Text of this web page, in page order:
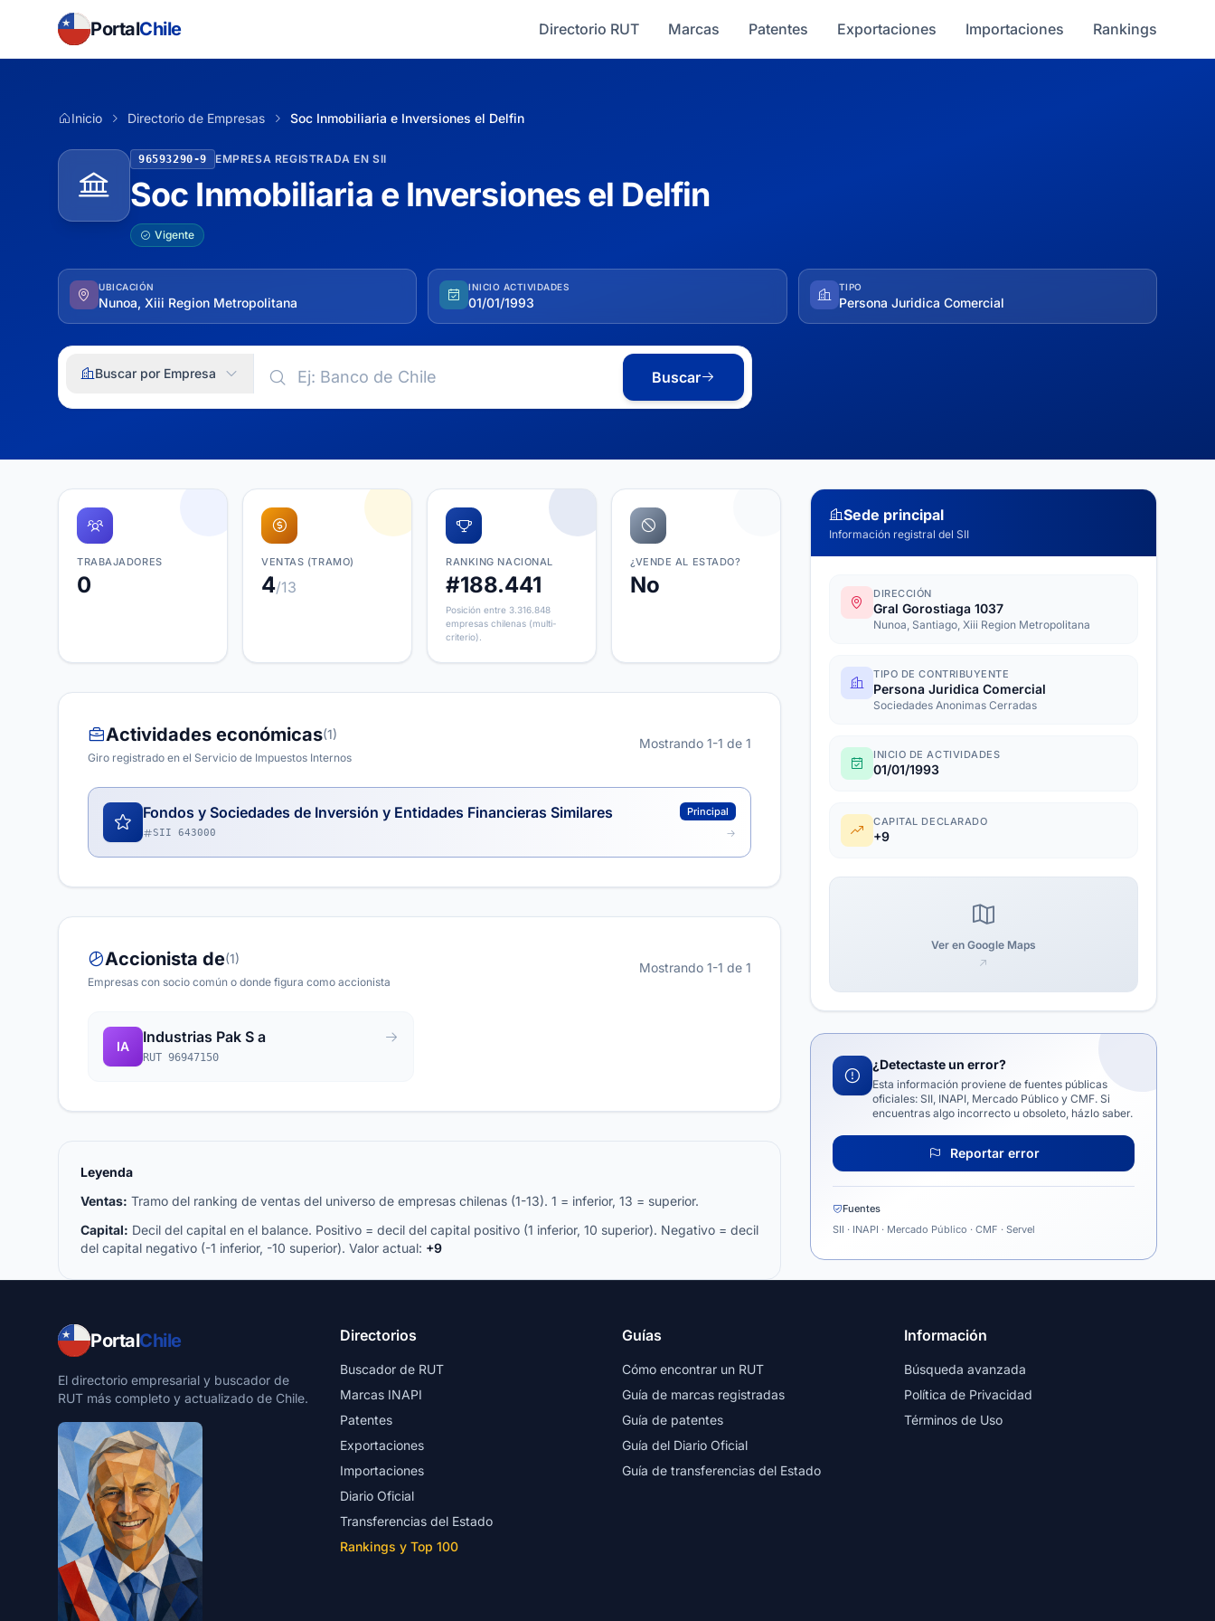
PortalChile Directorio RUT Marcas Patentes Exportaciones Importaciones Rankings
Inicio Directorio de Empresas Soc Inmobiliaria e Inversiones el Delfin
96593290-9 EMPRESA REGISTRADA EN SII
Soc Inmobiliaria e Inversiones el Delfin
Vigente
UBICACIÓN
Nunoa, Xiii Region Metropolitana
INICIO ACTIVIDADES
01/01/1993
TIPO
Persona Juridica Comercial
Buscar por Empresa Buscar
TRABAJADORES
0
VENTAS (TRAMO)
4/13
RANKING NACIONAL
#188.441
Posición entre 3.316.848
empresas chilenas (multi-
criterio).
¿VENDE AL ESTADO?
No
Actividades económicas(1)
Giro registrado en el Servicio de Impuestos Internos
Mostrando 1-1 de 1
Fondos y Sociedades de Inversión y Entidades Financieras Similares Principal
SII 643000
Accionista de(1)
Empresas con socio común o donde figura como accionista
Mostrando 1-1 de 1
IA
Industrias Pak S a
RUT 96947150
Leyenda
Ventas: Tramo del ranking de ventas del universo de empresas chilenas (1-13). 1 = inferior, 13 = superior.
Capital: Decil del capital en el balance. Positivo = decil del capital positivo (1 inferior, 10 superior). Negativo = decil
del capital negativo (-1 inferior, -10 superior). Valor actual: +9
Sede principal
Información registral del SII
DIRECCIÓN
Gral Gorostiaga 1037
Nunoa, Santiago, Xiii Region Metropolitana
TIPO DE CONTRIBUYENTE
Persona Juridica Comercial
Sociedades Anonimas Cerradas
INICIO DE ACTIVIDADES
01/01/1993
CAPITAL DECLARADO
+9
Ver en Google Maps
¿Detectaste un error?
Esta información proviene de fuentes públicas
oficiales: SII, INAPI, Mercado Público y CMF. Si
encuentras algo incorrecto u obsoleto, házlo saber.
Reportar error
Fuentes
SII · INAPI · Mercado Público · CMF · Servel
PortalChile
El directorio empresarial y buscador de
RUT más completo y actualizado de Chile.
Directorios
Buscador de RUT
Marcas INAPI
Patentes
Exportaciones
Importaciones
Diario Oficial
Transferencias del Estado
Rankings y Top 100
Guías
Cómo encontrar un RUT
Guía de marcas registradas
Guía de patentes
Guía del Diario Oficial
Guía de transferencias del Estado
Información
Búsqueda avanzada
Política de Privacidad
Términos de Uso